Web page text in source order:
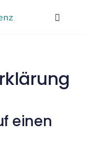
Toggle
einen